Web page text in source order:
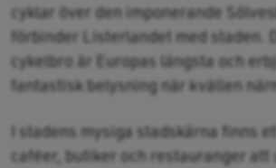
cyklar över den imponerande
förbinder Listerlandet med staden.
cykelbro är Europas längsta och
fantastisk belysning när kvällen
I stadens mysiga stadskärna finns
caféer, butiker och restauranger att